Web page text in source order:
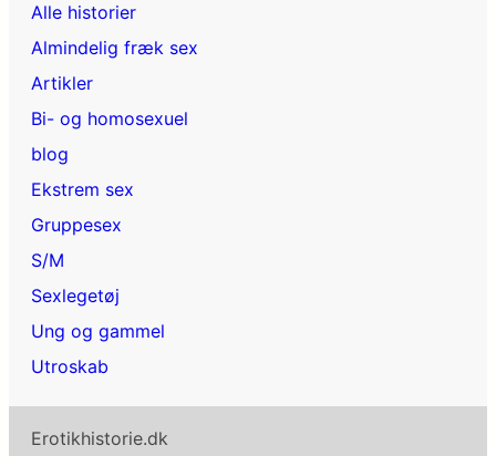
Alle historier
Almindelig fræk sex
Artikler
Bi- og homosexuel
blog
Ekstrem sex
Gruppesex
S/M
Sexlegetøj
Ung og gammel
Utroskab
Erotikhistorie.dk